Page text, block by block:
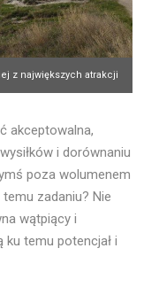
z największych atrakcji
Froń
akceptowalna,
i dorównaniu
poza wolumenem
temu zadaniu? Nie
wątpiący i
ku temu potencjał i